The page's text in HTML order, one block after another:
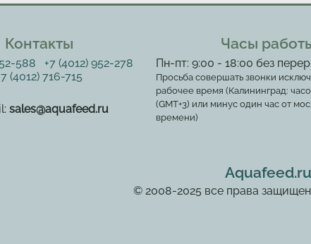
Контакты
588
+7 (4012) 952-278
(4012) 716-715
sales@aquafeed.ru
Часы
Пн-пт: 9:00 - 18:00 без
Просьба совершать звонки
рабочее время (Калининград:
(GMT+3) или минус один час от
времени)
Aquafeed.ru
© 2008-2025 все права